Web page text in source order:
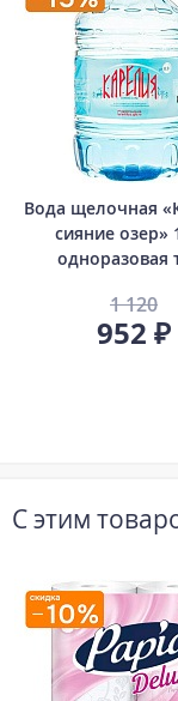
Вода щелочная
сияние озер»
одноразовая
1 120
952 ₽
С этим